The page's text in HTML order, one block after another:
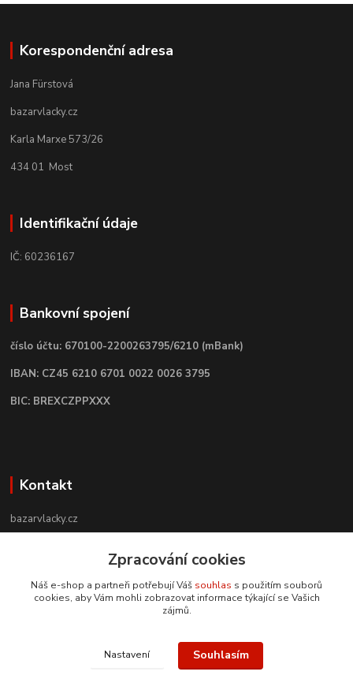
Korespondenční adresa
Jana Fürstová
bazarvlacky.cz
Karla Marxe 573/26
434 01 Most
Identifikační údaje
IČ: 60236167
Bankovní spojení
číslo účtu: 670100-2200263795/6210 (mBank)
IBAN: CZ45 6210 6701 0022 0026 3795
BIC: BREXCZPPXXX
Kontakt
bazarvlacky.cz
+420 774 141 314
info@bazarvlacky.cz
Zpracování cookies
Náš e-shop a partneři potřebují Váš souhlas s použitím souborů
cookies, aby Vám mohli zobrazovat informace týkající se Vašich
zájmů.
Nastavení Souhlasím